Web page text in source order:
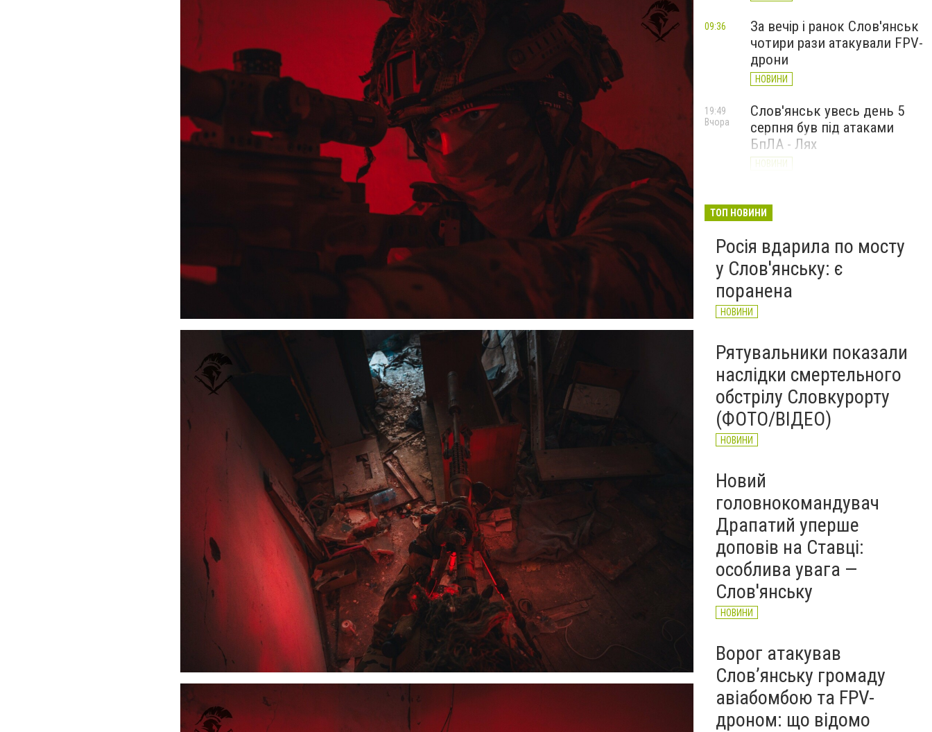
За вечір і ранок Слов'янськ
чотири рази атакували FPV-
дрони
НОВИНИ
09:36
Слов'янськ увесь день 5
серпня був під атаками
БпЛА - Лях
НОВИНИ
19:49
Вчора
БПЛа влучив у
центрі міста (ФОТО)
НОВИНИ
Вчора
ТОП НОВИНИ
Росія вдарила по мосту
у Слов'янську: є
поранена
НОВИНИ
Рятувальники показали
наслідки смертельного
обстрілу Словкурорту
(ФОТО/ВІДЕО)
НОВИНИ
Новий
головнокомандувач
Драпатий уперше
доповів на Ставці:
особлива увага —
Слов'янську
НОВИНИ
Ворог атакував
Слов’янську громаду
авіабомбою та FPV-
дроном: що відомо